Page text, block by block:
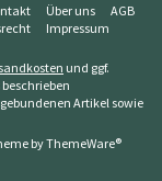
Über uns
AGB
Impressum
und ggf.
Artikel sowie
byThemeWare®